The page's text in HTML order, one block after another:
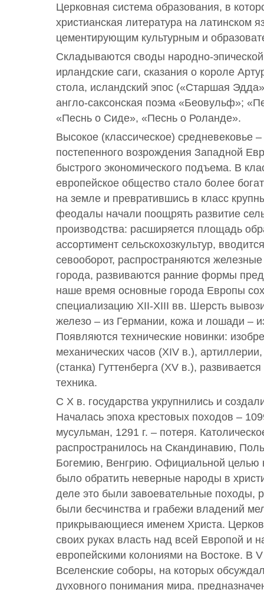
Церковная система образования, в
христианская литература на латинском
цементирующим культурным и
Складываются своды народно-
ирландские саги, сказания о короле
стола, исландский эпос («Старшая
англо-саксонская поэма «Беовульф»;
«Песнь о Сиде», «Песнь о Роланде».
Высокое (классическое) средневековье
постепенного возрождения Западной
быстрого экономического подъема. В
европейское общество стало более
на земле и превратившись в класс
феодалы начали поощрять развитие
производства: расширяется площадь
ассортимент сельскохозкультур,
севооборот, распространяются
города, развиваются ранние формы
наше время основные города Европы
специализацию XII-XIII вв. Шерсть
железо – из Германии, кожа и лошади –
Появляются технические новинки:
механических часов (XIV в.), артиллерии,
(станка) Гуттенберга (XV в.),
техника.
С Х в. государства укрупнились и
Началась эпоха крестовых походов –
мусульман, 1291 г. – потеря.
распространилось на Скандинавию,
Богемию, Венгрию. Официальной целью
было обратить неверные народы в
деле это были завоевательные походы,
были бесчинства и грабежи владений
прикрывающиеся именем Христа.
своих руках власть над всей Европой и
европейскими колониями на Востоке. В
Вселенские соборы, на которых
духовного понимания мира,